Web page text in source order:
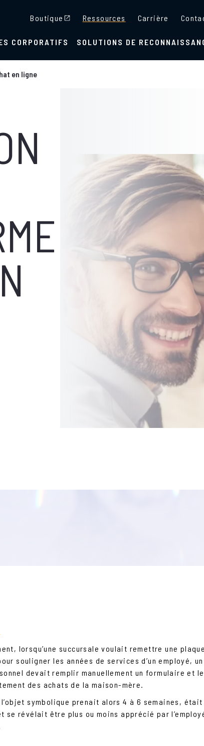
Boutique Ressources Carrière
CORPORATIFS SOLUTIONS DE
en ligne
lorsqu’une succursale voulait remettre une
souligner les années de services d’un employé, un
devait remplir manuellement un formulaire et le
des achats de la maison-mère.
symbolique prenait alors 4 à 6 semaines,
se révélait être plus ou moins apprécié par